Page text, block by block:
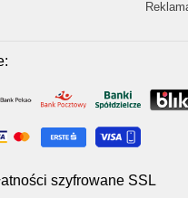
szyfrowane SSL